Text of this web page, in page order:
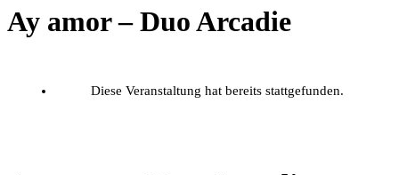
Ay amor – Duo Arcadie
Diese Veranstaltung hat bereits stattgefunden.